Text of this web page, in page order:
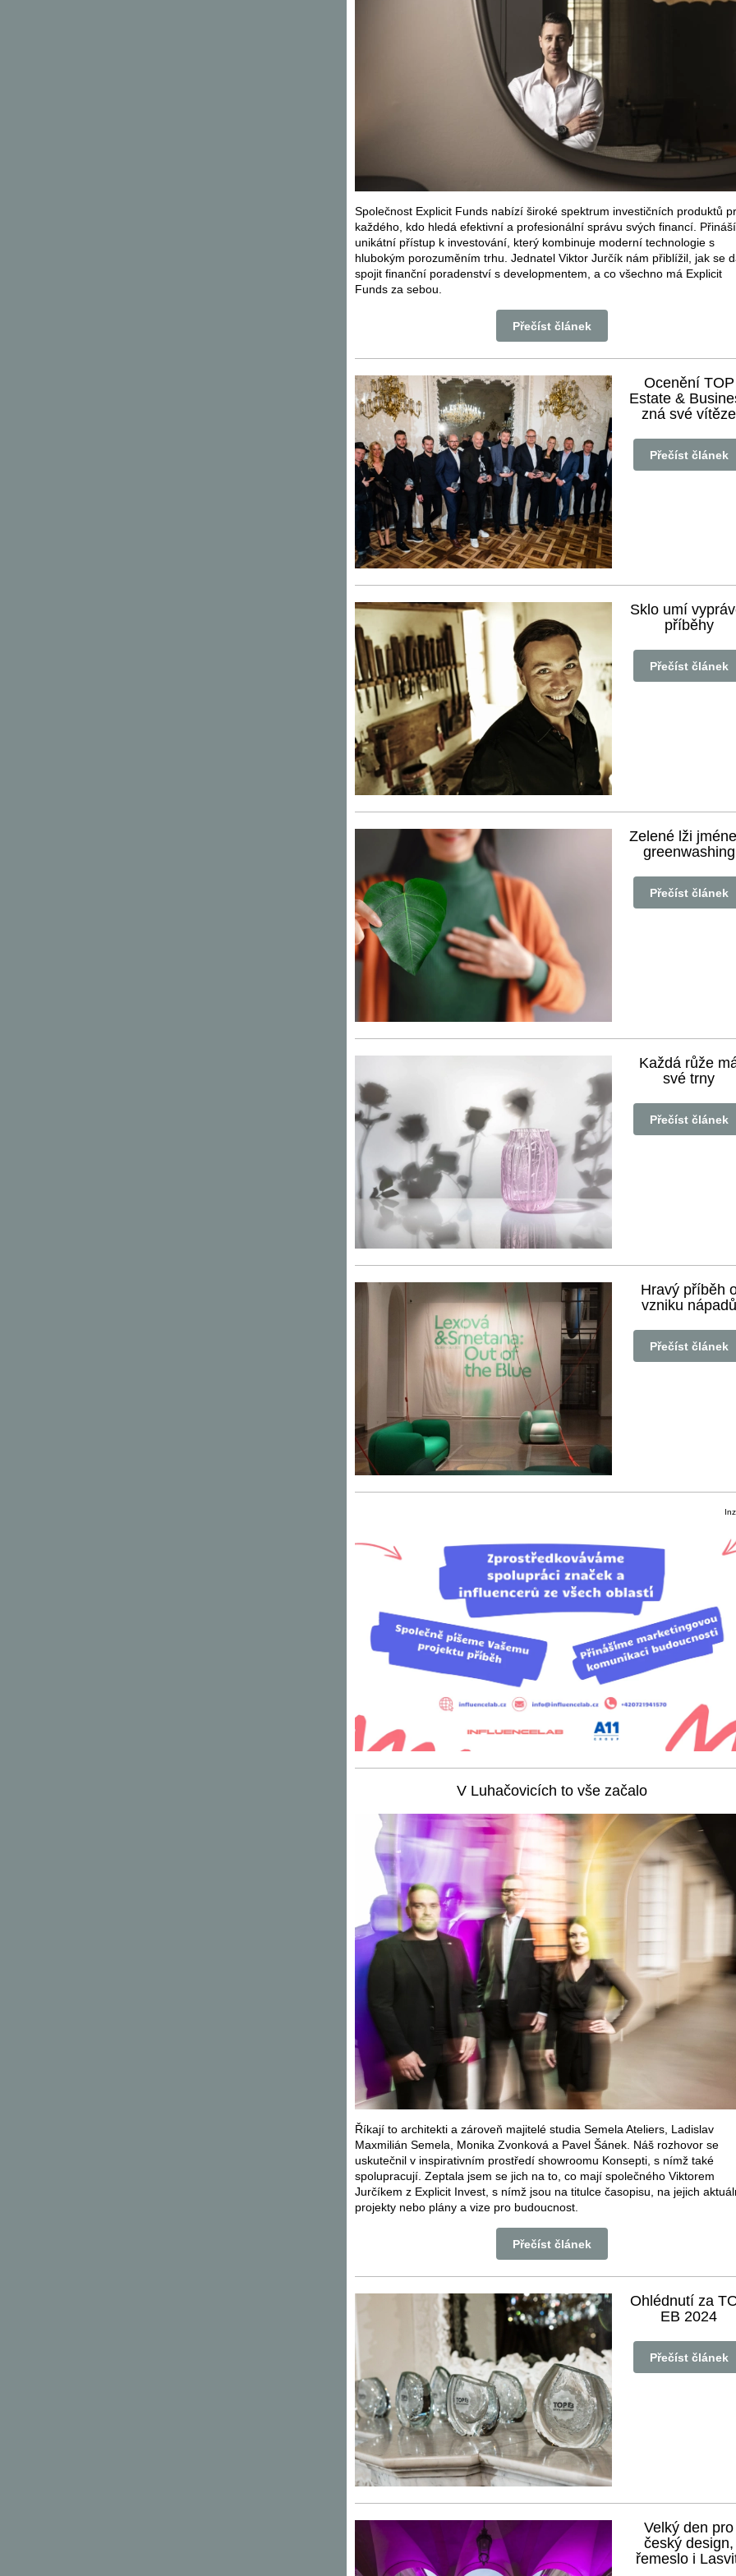
Společnost Explicit Funds nabízí široké spektrum investičních produktů
každého, kdo hledá efektivní a profesionální správu svých financí. Přináší
unikátní přístup k investování, který kombinuje moderní technologie s
hlubokým porozuměním trhu. Jednatel Viktor Jurčík nám přiblížil, jak se
spojit finanční poradenství s developmentem, a co všechno má Explicit
Funds za sebou.
Přečíst článek
Ocenění TOP
Estate &
zná své vítěze
Přečíst článek
Sklo umí
příběhy
Přečíst článek
Zelené lži
greenwashing
Přečíst článek
Každá růže
své trny
Přečíst článek
Hravý příběh
vzniku nápadů
Přečíst článek
V Luhačovicích to vše začalo
Říkají to architekti a zároveň majitelé studia Semela Ateliers, Ladislav
Maxmilián Semela, Monika Zvonková a Pavel Šánek. Náš rozhovor se
uskutečnil v inspirativním prostředí showroomu Konsepti, s nímž také
spolupracují. Zeptala jsem se jich na to, co mají společného Viktorem
Jurčíkem z Explicit Invest, s nímž jsou na titulce časopisu, na jejich
projekty nebo plány a vize pro budoucnost.
Přečíst článek
Ohlédnutí za
EB 2024
Přečíst článek
Velký den pro
český design,
řemeslo i